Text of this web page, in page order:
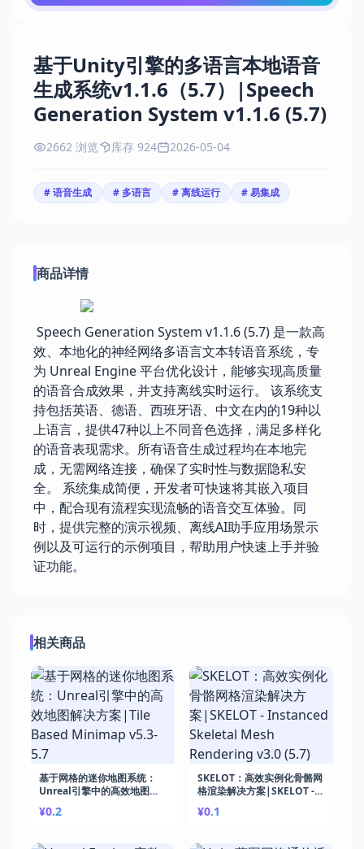
基于Unity引擎的多语言本地语音
生成系统v1.1.6（5.7）|Speech
Generation System v1.1.6 (5.7)
2662 浏览 库存 924 2026-05-04
# 语音生成 # 多语言 # 离线运行 # 易集成
商品详情
Speech Generation System v1.1.6 (5.7) 是一款高
效、本地化的神经网络多语言文本转语音系统，专
为 Unreal Engine 平台优化设计，能够实现高质量
的语音合成效果，并支持离线实时运行。 该系统支
持包括英语、德语、西班牙语、中文在内的19种以
上语言，提供47种以上不同音色选择，满足多样化
的语音表现需求。所有语音生成过程均在本地完
成，无需网络连接，确保了实时性与数据隐私安
全。 系统集成简便，开发者可快速将其嵌入项目
中，配合现有流程实现流畅的语音交互体验。同
时，提供完整的演示视频、离线AI助手应用场景示
例以及可运行的示例项目，帮助用户快速上手并验
证功能。
相关商品
基于网格的迷你地图系统：
Unreal引擎中的高效地图解
Minimap v5.3-5.7
¥0.2
SKELOT：高效实例化骨骼网
格渲染解决方案|SKELOT -
Rendering v3.0 (5.7)
¥0.1